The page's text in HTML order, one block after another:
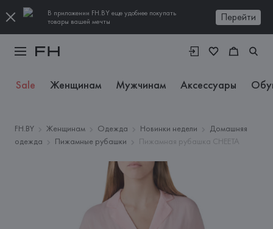
В приложении FH.BY еще удобнее покупать
товары вашей мечты
Перейти
Sale Женщинам Мужчинам Аксессуары
FH.BY Женщинам Одежда Новинки недели
Домашняя
одежда
Пижамные рубашки Пижамная рубашка CHEETA